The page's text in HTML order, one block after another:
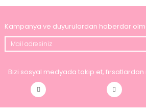
Kampanya ve duyurulardan haberdar
Bizi sosyal medyada takip et,